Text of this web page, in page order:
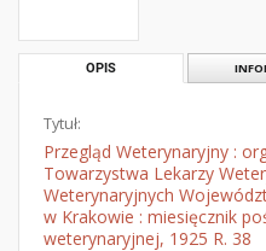
OPIS
Tytuł:
Przegląd Weterynaryjny :
Towarzystwa Lekarzy
Weterynaryjnych
w Krakowie : miesięcznik
weterynaryjnej, 1925 R. 38